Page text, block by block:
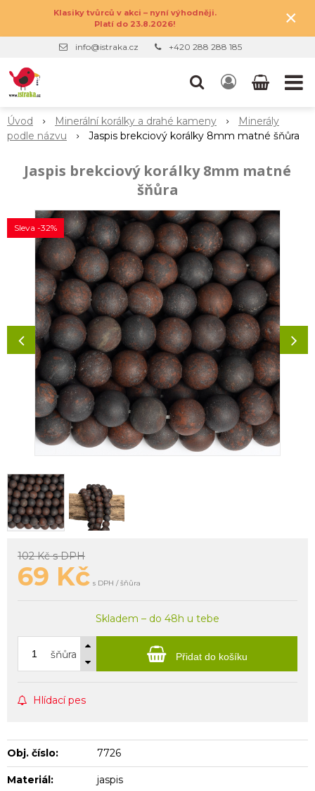
Klasiky tvůrců v akci – nyní výhodněji.
Platí do 23.8.2026!
×
info@istraka.cz +420 288 288 185
Úvod Minerální korálky a drahé kameny
Minerály
podle názvu
Jaspis brekciový korálky 8mm matné šňůra
Jaspis brekciový korálky 8mm matné
šňůra
Sleva -32%
102 Kčs DPH
69 Kč s DPH / šňůra
Skladem – do 48h u tebe
šňůra Přidat do košíku
Hlídací pes
Obj. číslo: 7726
Materiál: jaspis